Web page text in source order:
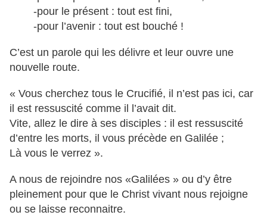
-pour le présent : tout est fini,
-pour l’avenir : tout est bouché !
C’est un parole qui les délivre et leur ouvre une
nouvelle route.
« Vous cherchez tous le Crucifié, il n’est pas ici, car
il est ressuscité comme il l’avait dit.
Vite, allez le dire à ses disciples : il est ressuscité
d’entre les morts, il vous précède en Galilée ;
Là vous le verrez ».
A nous de rejoindre nos «Galilées » ou d’y être
pleinement pour que le Christ vivant nous rejoigne
ou se laisse reconnaitre.